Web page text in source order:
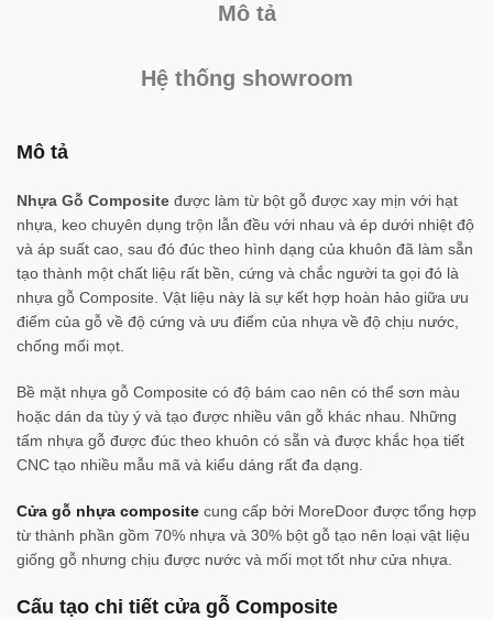
Mô tả
Hệ thống showroom
Mô tả
Nhựa Gỗ Composite được làm từ bột gỗ được xay mịn với hạt
nhựa, keo chuyên dụng trộn lẫn đều với nhau và ép dưới nhiệt độ
và áp suất cao, sau đó đúc theo hình dạng của khuôn đã làm sẵn
tạo thành một chất liệu rất bền, cứng và chắc người ta gọi đó là
nhựa gỗ Composite. Vật liệu này là sự kết hợp hoàn hảo giữa ưu
điểm của gỗ về độ cứng và ưu điểm của nhựa về độ chịu nước,
chống mối mọt.
Bề mặt nhựa gỗ Composite có độ bám cao nên có thể sơn màu
hoặc dán da tùy ý và tạo được nhiều vân gỗ khác nhau. Những
tấm nhựa gỗ được đúc theo khuôn có sẵn và được khắc họa tiết
CNC tạo nhiều mẫu mã và kiểu dáng rất đa dạng.
Cửa gỗ nhựa composite cung cấp bởi MoreDoor được tổng hợp
từ thành phần gồm 70% nhựa và 30% bột gỗ tạo nên loại vật liệu
giống gỗ nhưng chịu được nước và mối mọt tốt như cửa nhựa.
Cấu tạo chi tiết cửa gỗ Composite